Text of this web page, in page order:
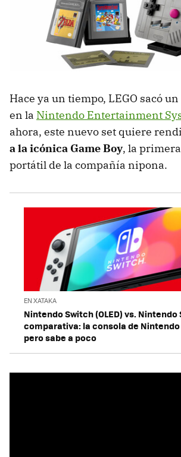
Hace ya un tiempo, LEGO sacó
en la Nintendo Entertainment
ahora, este nuevo set quiere
a la icónica Game Boy, la
portátil de la compañía nipona.
EN XATAKA
Nintendo Switch (OLED) vs. Nintendo
comparativa: la consola de
pero sabe a poco